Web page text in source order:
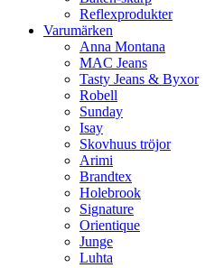
Reflexprodukter
Varumärken
Anna Montana
MAC Jeans
Tasty Jeans & Byxor
Robell
Sunday
Isay
Skovhuus tröjor
Arimi
Brandtex
Holebrook
Signature
Orientique
Junge
Luhta